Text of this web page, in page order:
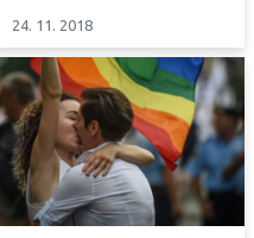
24. 11. 2018